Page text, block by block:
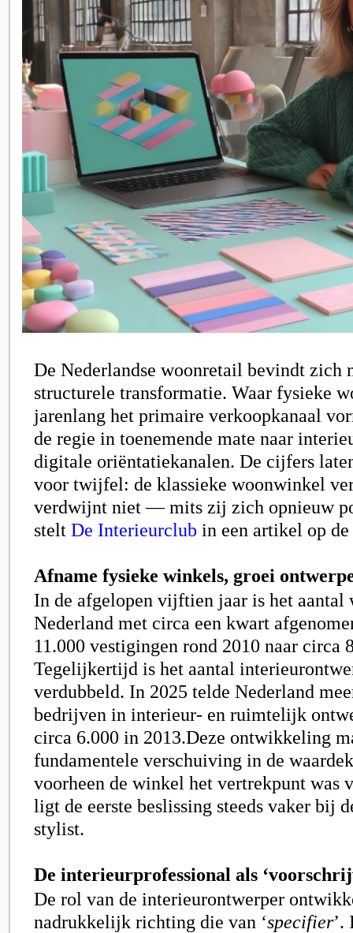
De Nederlandse woonretail bevindt zich
structurele transformatie. Waar fysieke
jarenlang het primaire verkoopkanaal
de regie in toenemende mate naar
digitale oriëntatiekanalen. De cijfers
voor twijfel: de klassieke woonwinkel
verdwijnt niet — mits zij zich opnieuw
stelt De Interieurclub in een artikel op
Afname fysieke winkels, groei
In de afgelopen vijftien jaar is het aantal
Nederland met circa een kwart
11.000 vestigingen rond 2010 naar circa
Tegelijkertijd is het aantal
verdubbeld. In 2025 telde Nederland
bedrijven in interieur- en ruimtelijk
circa 6.000 in 2013.Deze ontwikkeling
fundamentele verschuiving in de
voorheen de winkel het vertrekpunt was
ligt de eerste beslissing steeds vaker bij
stylist.
De interieurprofessional als
De rol van de interieurontwerper
nadrukkelijk richting die van ‘specifier’.